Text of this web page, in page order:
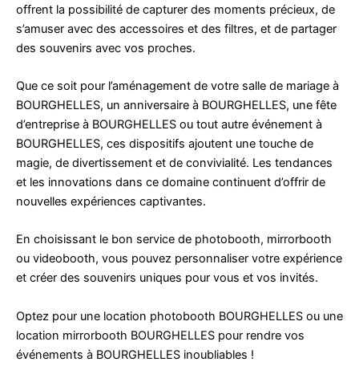
offrent la possibilité de capturer des moments précieux, de
s’amuser avec des accessoires et des filtres, et de partager
des souvenirs avec vos proches.
Que ce soit pour l’aménagement de votre salle de mariage à
BOURGHELLES, un anniversaire à BOURGHELLES, une fête
d’entreprise à BOURGHELLES ou tout autre événement à
BOURGHELLES, ces dispositifs ajoutent une touche de
magie, de divertissement et de convivialité. Les tendances
et les innovations dans ce domaine continuent d’offrir de
nouvelles expériences captivantes.
En choisissant le bon service de photobooth, mirrorbooth
ou videobooth, vous pouvez personnaliser votre expérience
et créer des souvenirs uniques pour vous et vos invités.
Optez pour une location photobooth BOURGHELLES ou une
location mirrorbooth BOURGHELLES pour rendre vos
événements à BOURGHELLES inoubliables !